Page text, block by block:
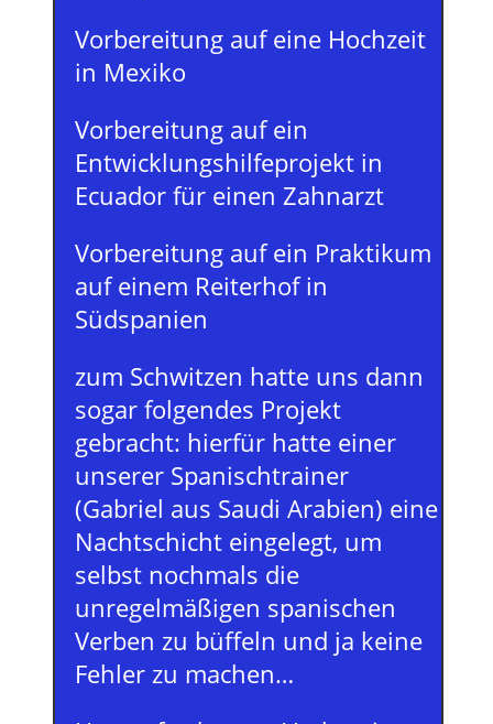
Vorbereitung auf eine Hochzeit
in Mexiko
Vorbereitung auf ein
Entwicklungshilfeprojekt in
Ecuador für einen Zahnarzt
Vorbereitung auf ein Praktikum
auf einem Reiterhof in
Südspanien
zum Schwitzen hatte uns dann
sogar folgendes Projekt
gebracht: hierfür hatte einer
unserer Spanischtrainer
(Gabriel aus Saudi Arabien) eine
Nachtschicht eingelegt, um
selbst nochmals die
unregelmäßigen spanischen
Verben zu büffeln und ja keine
Fehler zu machen…